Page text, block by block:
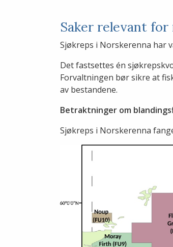
Saker relevant
Sjøkreps i Norskerenna har
Det fastsettes én
Forvaltningen bør sikre at
av bestandene.
Betraktninger om
Sjøkreps i Norskerenna